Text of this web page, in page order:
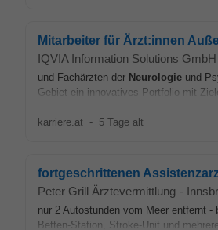
Mitarbeiter für Ärzt:innen
IQVIA Information Solutions GmbH
und Fachärzten der Neurologie und
Gebiet ein innovatives Portfolio mit
karriere.at - 5 Tage alt
fortgeschrittenen
Peter Grill Ärztevermittlung -
nur 2 Autostunden vom Meer entfernt
Betten-Station, Stro­ke-Unit und